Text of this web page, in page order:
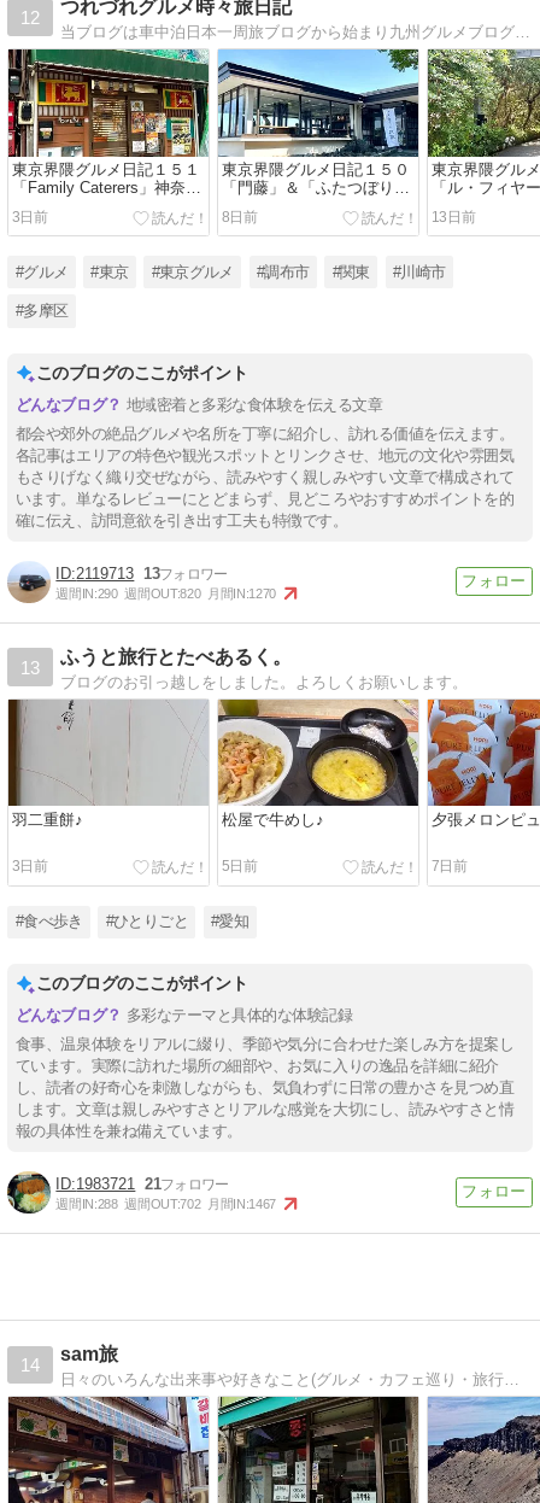
12
つれづれグルメ時々旅日記
当ブログは車中泊日本一周旅ブログから始まり九州グルメブログとなり、現在は東京界隈グルメブログへと移り変わっています。
東京界隈グルメ日記１５１
「Family Caterers」神奈川
県川崎市
3日前
東京界隈グルメ日記１５０
「門藤」＆「ふたつぼり」
静岡県伊東市
8日前
東京界隈グル
「ル・フィヤ
県伊東市
13日前
#グルメ #東京 #東京グルメ #調布市 #関東 #川崎市
#多摩区
このブログのここがポイント
地域密着と多彩な食体験を伝える文章
都会や郊外の絶品グルメや名所を丁寧に紹介し、訪れる価値を伝えます。
各記事はエリアの特色や観光スポットとリンクさせ、地元の文化や雰囲気
もさりげなく織り交ぜながら、読みやすく親しみやすい文章で構成されて
います。単なるレビューにとどまらず、見どころやおすすめポイントを的
確に伝え、訪問意欲を引き出す工夫も特徴です。
2119713 13
週間IN:290 週間OUT:820 月間IN:1270
13
ふうと旅行とたべあるく。
ブログのお引っ越しをしました。よろしくお願いします。
羽二重餅♪
3日前
松屋で牛めし♪
5日前
夕張メロンピ
7日前
#食べ歩き #ひとりごと #愛知
このブログのここがポイント
多彩なテーマと具体的な体験記録
食事、温泉体験をリアルに綴り、季節や気分に合わせた楽しみ方を提案し
ています。実際に訪れた場所の細部や、お気に入りの逸品を詳細に紹介
し、読者の好奇心を刺激しながらも、気負わずに日常の豊かさを見つめ直
します。文章は親しみやすさとリアルな感覚を大切にし、読みやすさと情
報の具体性を兼ね備えています。
1983721 21
週間IN:288 週間OUT:702 月間IN:1467
14
sam旅
日々のいろんな出来事や好きなこと(グルメ・カフェ巡り・旅行・キャンプなど)をゆる~くお届けしているブログです！